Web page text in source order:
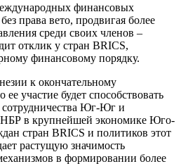
финансовых
права вето, продвигая более
среди своих членов –
отклик у стран BRICS,
финансовому порядку.
к окончательному
участие будет способствовать
Юг-Юг и
в крупнейшей экономике Юго-
стран BRICS и политиков этот
растущую значимость
в формировании более